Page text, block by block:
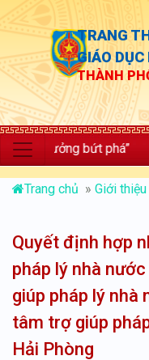
TRANG
GIÁO
THÀNH
bứt phá”
Trang chủ » Giới thiệu
Quyết định hợp
pháp lý nhà
giúp pháp lý nhà
tâm trợ giúp
Hải Phòng